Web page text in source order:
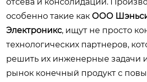
особенно такие как ООО
Электроникс, ищут не просто
технологических партнеров,
решить их инженерные задачи
рынок конечный продукт с